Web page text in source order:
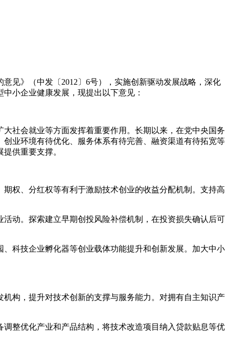
见》（中发〔 2012 〕 6号），实施创新驱动发展战略，深化
小企业健康发展，现提出以下意见：
社会就业等方面发挥着重要作用。长期以来，在党中央国务
业环境有待优化、服务体系有待完善、融资渠道有待拓宽等
供重要支撑。
权、分红权等有利于激励技术创业的收益分配机制。支持高
动。探索建立早期创投风险补偿机制，在投资损失确认后可
科技企业孵化器等创业载体功能提升和创新发展。加大中小
构，提升对技术创新的支撑与服务能力。对拥有自主知识产
整优化产业和产品结构，将技术改造项目纳入贷款贴息等优